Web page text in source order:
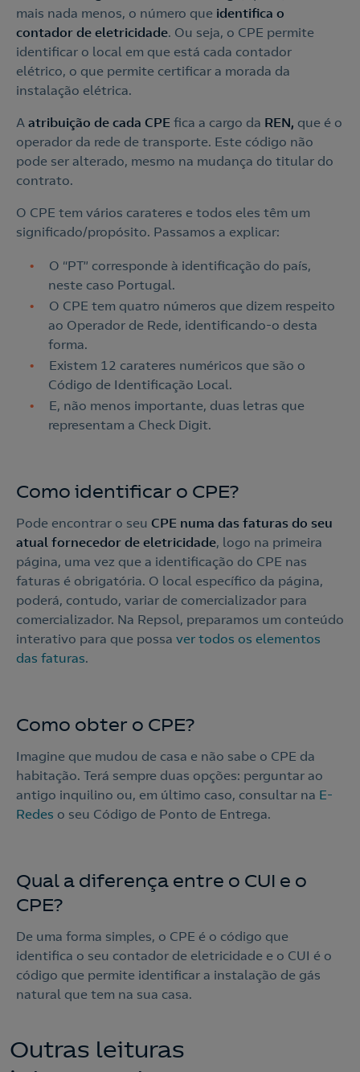
mais nada menos, o número que identifica o
contador de eletricidade. Ou seja, o CPE permite
identificar o local em que está cada contador
elétrico, o que permite certificar a morada da
instalação elétrica.
A atribuição de cada CPE fica a cargo da REN, que é o
operador da rede de transporte. Este código não
pode ser alterado, mesmo na mudança do titular do
contrato.
O CPE tem vários carateres e todos eles têm um
significado/propósito. Passamos a explicar:
O “PT” corresponde à identificação do país,
neste caso Portugal.
O CPE tem quatro números que dizem respeito
ao Operador de Rede, identificando-o desta
forma.
Existem 12 carateres numéricos que são o
Código de Identificação Local.
E, não menos importante, duas letras que
representam a Check Digit.
Como identificar o CPE?
Pode encontrar o seu CPE numa das faturas do seu
atual fornecedor de eletricidade, logo na primeira
página, uma vez que a identificação do CPE nas
faturas é obrigatória. O local específico da página,
poderá, contudo, variar de comercializador para
comercializador. Na Repsol, preparamos um conteúdo
interativo para que possa ver todos os elementos
das faturas.
Como obter o CPE?
Imagine que mudou de casa e não sabe o CPE da
habitação. Terá sempre duas opções: perguntar ao
antigo inquilino ou, em último caso, consultar na E-
Redes o seu Código de Ponto de Entrega.
Qual a diferença entre o CUI e o
CPE?
De uma forma simples, o CPE é o código que
identifica o seu contador de eletricidade e o CUI é o
código que permite identificar a instalação de gás
natural que tem na sua casa.
Outras leituras